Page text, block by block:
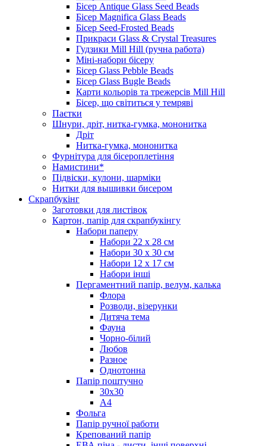
Бісер Antique Glass Seed Beads
Бісер Magnifica Glass Beads
Бісер Seed-Frosted Beads
Прикраси Glass & Crystal Treasures
Гудзики Mill Hill (ручна работа)
Міні-набори бісеру
Бісер Glass Pebble Beads
Бісер Glass Bugle Beads
Карти кольорів та трежерсів Mill Hill
Бісер, що світиться у темряві
Паєтки
Шнури, дріт, нитка-гумка, мононитка
Дріт
Нитка-гумка, мононитка
Фурнітура для бісероплетіння
Намистини*
Підвіски, кулони, шарміки
Нитки для вышивки бисером
Скрапбукінг
Заготовки для листівок
Картон, папір для скрапбукінгу
Набори паперу
Набори 22 х 28 см
Набори 30 х 30 см
Набори 12 х 17 см
Набори інші
Пергаментний папір, велум, калька
Флора
Розводи, візерунки
Дитяча тема
Фауна
Чорно-білий
Любов
Разное
Однотонна
Папір поштучно
30х30
А4
Фольга
Папір ручної работи
Крепований папір